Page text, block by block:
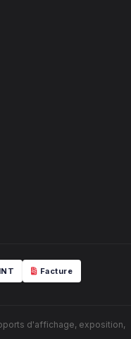
Facture
d'affichage, exposition,